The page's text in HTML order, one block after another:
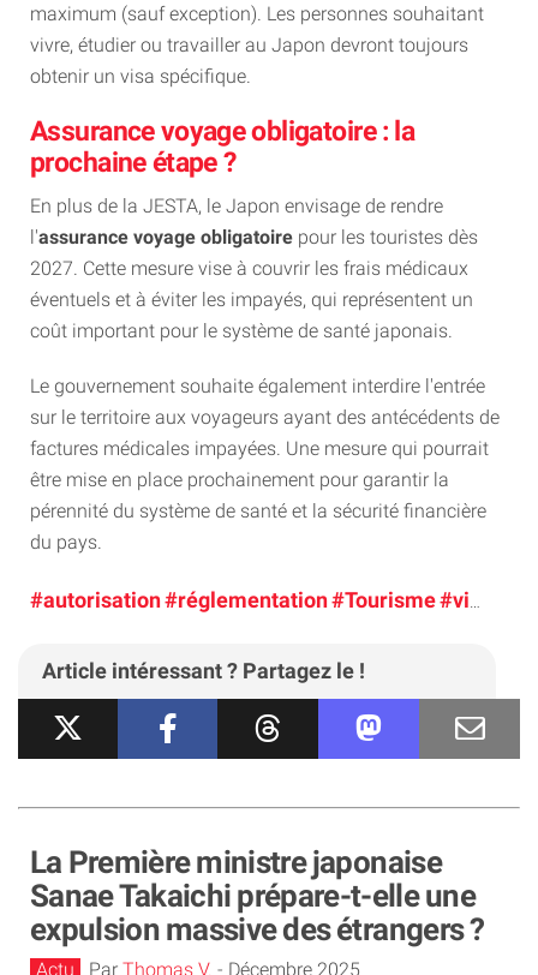
maximum (sauf exception). Les personnes souhaitant
vivre, étudier ou travailler au Japon devront toujours
obtenir un visa spécifique.
Assurance voyage obligatoire : la
prochaine étape ?
En plus de la JESTA, le Japon envisage de rendre
l'assurance voyage obligatoire pour les touristes dès
2027. Cette mesure vise à couvrir les frais médicaux
éventuels et à éviter les impayés, qui représentent un
coût important pour le système de santé japonais.
Le gouvernement souhaite également interdire l'entrée
sur le territoire aux voyageurs ayant des antécédents de
factures médicales impayées. Une mesure qui pourrait
être mise en place prochainement pour garantir la
pérennité du système de santé et la sécurité financière
du pays.
#autorisation#réglementation#Tourisme#visa
Article intéressant ? Partagez le !
La Première ministre japonaise
Sanae Takaichi prépare-t-elle une
expulsion massive des étrangers ?
Actu Par Thomas V. - Décembre 2025